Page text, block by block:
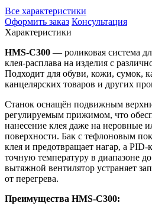
Все характеристики
Оформить заказ Консультация
Характеристики
HMS-C300 — роликовая система
клея-расплава на изделия с
Подходит для обуви, кожи, сумок,
канцелярских товаров и других
Станок оснащён подвижным
регулируемым прижимом, что
нанесение клея даже на неровные
поверхности. Бак с тефлоновым
клея и предотвращает нагар, а
точную температуру в диапазоне
вытяжной вентилятор устраняет
от перегрева.
Преимущества HMS-C300: